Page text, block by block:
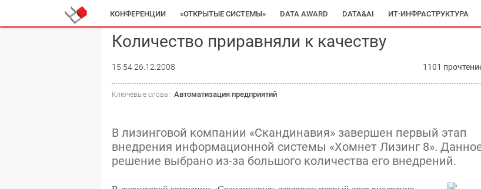
КОНФЕРЕНЦИИ «ОТКРЫТЫЕ СИСТЕМЫ» DATA AWARD DATA&AI ИТ-ИНФРАСТРУКТУРА
Количество приравняли к качеству
15:54 26.12.2008 1101
Ключевые слова : Автоматизация предприятий
В лизинговой компании «Скандинавия» завершен первый этап
внедрения информационной системы «Хомнет Лизинг 8».
решение выбрано из-за большого количества его внедрений.